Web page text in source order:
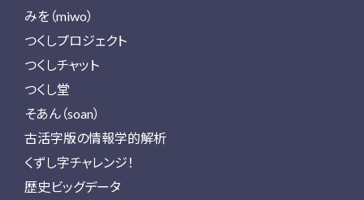
みを（miwo）
つくしプロジェクト
つくしチャット
つくし堂
そあん（soan）
古活字版の情報学的解析
くずし字チャレンジ！
歴史ビッグデータ